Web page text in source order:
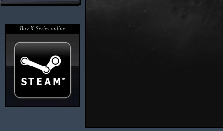
Buy X-Series online